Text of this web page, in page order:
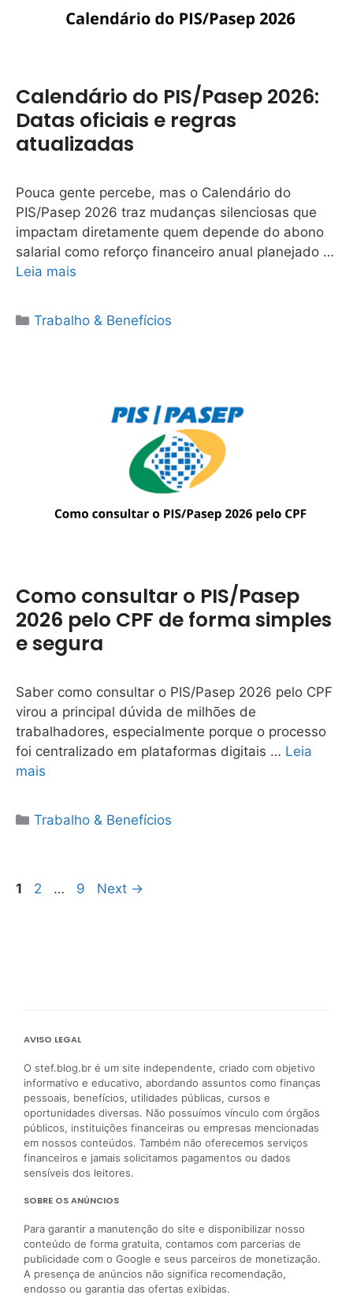
Calendário do PIS/Pasep 2026:
Datas oficiais e regras
atualizadas
Pouca gente percebe, mas o Calendário do
PIS/Pasep 2026 traz mudanças silenciosas que
impactam diretamente quem depende do abono
salarial como reforço financeiro anual planejado …
Leia mais
Categorias
Trabalho & Benefícios
Como consultar o PIS/Pasep
2026 pelo CPF de forma simples
e segura
Saber como consultar o PIS/Pasep 2026 pelo CPF
virou a principal dúvida de milhões de
trabalhadores, especialmente porque o processo
foi centralizado em plataformas digitais … Leia
mais
Categorias
Trabalho & Benefícios
Page
1 Page
2 … Page
9 Next →
AVISO LEGAL
O stef.blog.br é um site independente, criado com objetivo
informativo e educativo, abordando assuntos como finanças
pessoais, benefícios, utilidades públicas, cursos e
oportunidades diversas. Não possuímos vínculo com órgãos
públicos, instituições financeiras ou empresas mencionadas
em nossos conteúdos. Também não oferecemos serviços
financeiros e jamais solicitamos pagamentos ou dados
sensíveis dos leitores.
SOBRE OS ANÚNCIOS
Para garantir a manutenção do site e disponibilizar nosso
conteúdo de forma gratuita, contamos com parcerias de
publicidade com o Google e seus parceiros de monetização.
A presença de anúncios não significa recomendação,
endosso ou garantia das ofertas exibidas.